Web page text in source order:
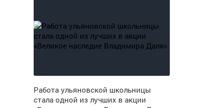
Работа ульяновской школьницы
стала одной из лучших в акции